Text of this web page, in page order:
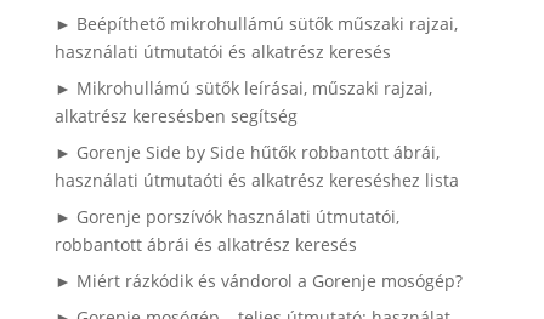
► Beépíthető mikrohullámú sütők műszaki rajzai,
használati útmutatói és alkatrész keresés
► Mikrohullámú sütők leírásai, műszaki rajzai,
alkatrész keresésben segítség
► Gorenje Side by Side hűtők robbantott ábrái,
használati útmutaóti és alkatrész kereséshez lista
► Gorenje porszívók használati útmutatói,
robbantott ábrái és alkatrész keresés
► Miért rázkódik és vándorol a Gorenje mosógép?